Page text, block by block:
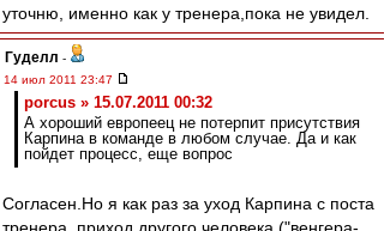
уточню, именно как у тренера,пока не увидел.
Гуделл -
14 июл 2011 23:47
porcus » 15.07.2011 00:32
А хороший европеец не потерпит присутствия
Карпина в команде в любом случае. Да и как
пойдет процесс, еще вопрос
Согласен.Но я как раз за уход Карпина с поста